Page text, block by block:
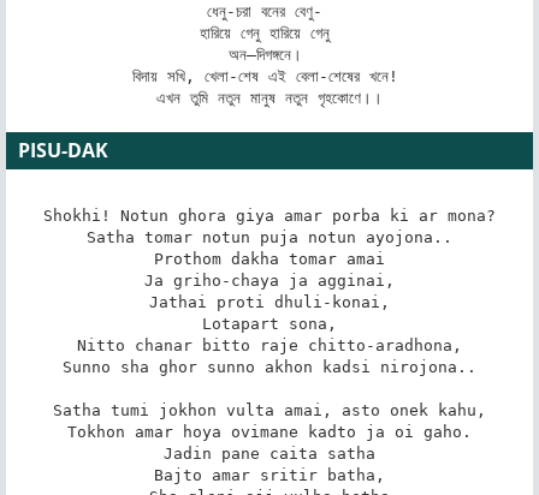
ধেনু-চরা বনের বেণু-
হারিয়ে গেনু হারিয়ে গেনু
অন–দিগঙ্গনে।
বিদায় সখি, খেলা-শেষ এই বেলা-শেষের খনে!
এখন তুমি নতুন মানুষ নতুন গৃহকোণে।।
PISU-DAK
Shokhi! Notun ghora giya amar porba ki ar mona?
Satha tomar notun puja notun ayojona..
Prothom dakha tomar amai
Ja griho-chaya ja agginai,
Jathai proti dhuli-konai,
Lotapart sona,
Nitto chanar bitto raje chitto-aradhona,
Sunno sha ghor sunno akhon kadsi nirojona..
Satha tumi jokhon vulta amai, asto onek kahu,
Tokhon amar hoya ovimane kadto ja oi gaho.
Jadin pane caita satha
Bajto amar sritir batha,